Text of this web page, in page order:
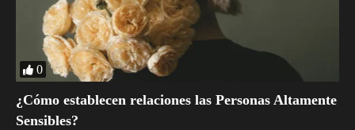
0
¿Cómo establecen relaciones las Personas Altamente
Sensibles?